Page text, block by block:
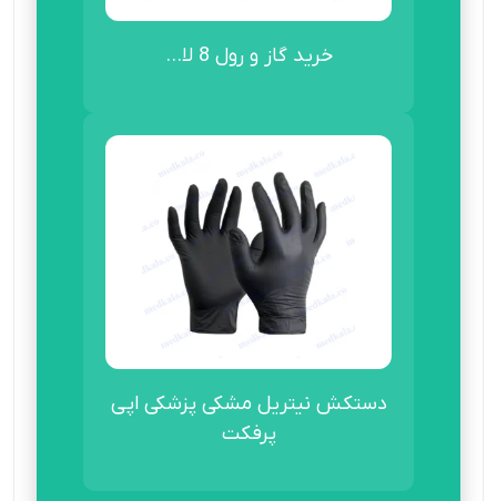
خرید گاز و رول 8 لا...
دستکش نیتریل مشکی پزشکی اپی
پرفکت